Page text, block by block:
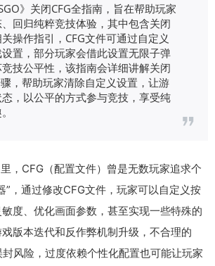
》关闭CFG全指南，旨在帮助玩家
回归纯粹竞技体验，其中包含关闭
操作指引，CFG文件可通过自定义
置，部分玩家会借此设置无限子弹
技公平性，该指南会详细讲解关闭
，帮助玩家清除自定义设置，让游
，以公平的方式参与竞技，享受纯
，CFG（配置文件）曾是无数玩家追求个
”，通过修改CFG文件，玩家可以自定义按
度、优化画面参数，甚至实现一些特殊的
版本迭代和反作弊机制升级，不合理的
风险，过度依赖个性化配置也可能让玩家